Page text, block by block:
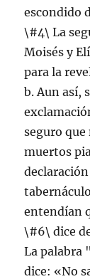
escondido
\#4\ La
Moisés y
para la
b. Aun así,
seguro
muertos
entendían
\#6\ dice
La palabra
dice: «No